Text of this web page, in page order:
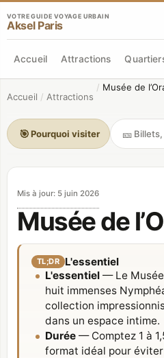
VOTRE GUIDE VOYAGE URBAIN
Aksel Paris
Accueil Attractions
Accueil / Attractions
/ Musée de
🎯Pourquoi visiter 🎫
Mis à jour: 5 juin 2026
Musée de
TL;DR
L'essentiel
L'essentiel — Le
huit immenses
collection
dans un espace intime.
Durée — Comptez 1 à
format idéal pour